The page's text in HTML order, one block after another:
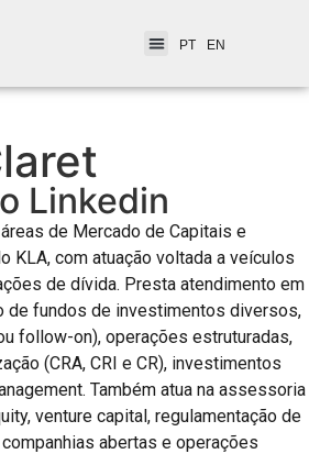
PT EN
Linkedin
de Mercado de Capitais e
KLA, com atuação voltada a veículos
de dívida. Presta atendimento em
de fundos de investimentos diversos,
follow-on), operações estruturadas,
(CRA, CRI e CR), investimentos
Também atua na assessoria
venture capital, regulamentação de
abertas e operações